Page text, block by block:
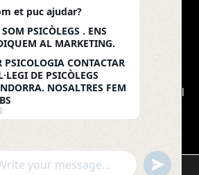
#BrandingAndorra
#WebCreativa
#SeoLocalAndorra
#AgenciaWordPressAndorra
#DissenyWebResponsive
#EstrategiaOmnicanal
#AgenciaOnlineAndorra
#ResultatsReals
clients: BORDA XIXERELLA
SANGRIA GRILL RESTAURANT
ofrecerte la mejor experiencia en
et puc ajudar?
PSICÒLEGS . ENS
AL MARKETING.
PSICOLOGIA CONTACTAR
DE PSICÒLEGS
NOSALTRES FEM
u